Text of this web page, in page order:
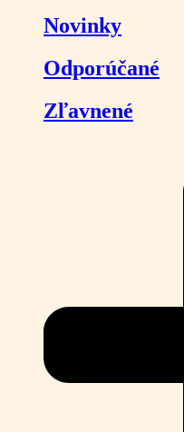
Novinky
Odporúčané
Zľavnené